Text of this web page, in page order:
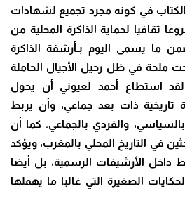
في كونه مجرد تجميع لشهادات
ثقافيا لحماية الذاكرة المحلية من
ما يسمى اليوم بـأرشفة الذاكرة
ملحة في ظل رحيل الأجيال الحاملة
لقد استطاع أحمد لعيوني أن يحول
تاريخية ذات بعد جماعي، وأن يربط
والفردي بالجماعي. كما أن
في التاريخ المحلي بالمغرب، ويؤكد
داخل الأرشيفات الرسمية، بل أيضا
الصغيرة التي غالبا ما يهملها